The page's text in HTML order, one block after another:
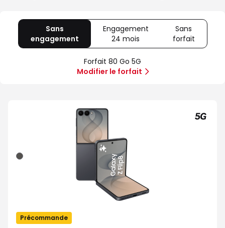
Sans
engagement
80
Go
5G
Engagement
24 mois
Offre
spéciale
Illimité
Sans
forfait
Sans
Forfait 80 Go 5G
Modifier le forfait
Graphite
Précommande